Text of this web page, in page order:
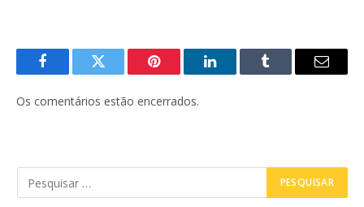
FacebookTwitter Pinterest LinkedInTumblr
E-
Os comentários estão encerrados.